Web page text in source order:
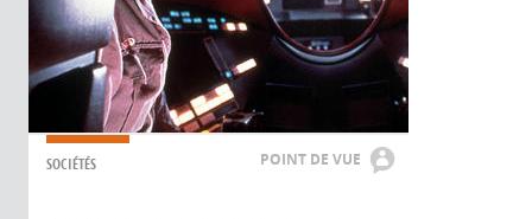
SOCIÉTÉS POINT DE VUE